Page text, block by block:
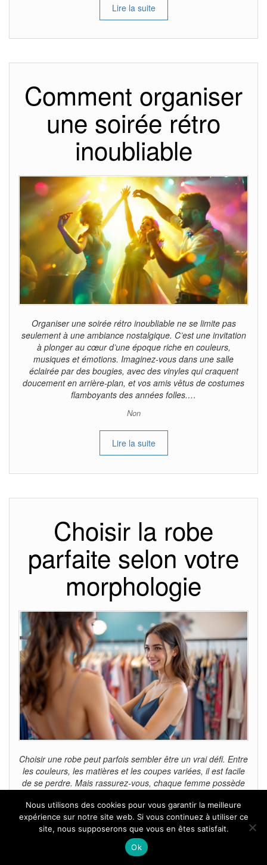
Lire la suite
Comment organiser
une soirée rétro
inoubliable
Organiser une soirée rétro inoubliable ne se limite pas
seulement à une ambiance nostalgique. C’est une invitation
à plonger au cœur d’une époque riche en couleurs,
musiques et émotions. Imaginez-vous dans une salle
éclairée par des bougies, avec des vinyles qui craquent
doucement en arrière-plan, et vos amis vêtus de costumes
flamboyants des années folles.…
Non
Lire la suite
Choisir la robe
parfaite selon votre
morphologie
Choisir une robe peut parfois sembler être un vrai défi. Entre
les couleurs, les matières et les coupes variées, il est facile
de se perdre. Mais rassurez-vous, chaque femme possède
sublimer votre silhouette. Dans cet article, je vais vous
guider pour déterminer quelle robe mettre…
Non
Nous utilisons des cookies pour vous garantir la meilleure
expérience sur notre site web. Si vous continuez à utiliser ce
site, nous supposerons que vous en êtes satisfait.
Ok